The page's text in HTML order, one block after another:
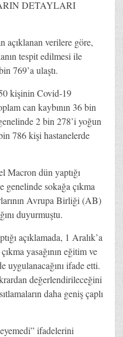
DETAYLARI
açıklanan verilere göre,
tespit edilmesi ile
769’a ulaştı.
kişinin Covid-19
can kaybının 36 bin
2 bin 278’i yoğun
786 kişi hastanelerde
Macron dün yaptığı
genelinde sokağa çıkma
Avrupa Birliği (AB)
duyurmuştu.
açıklamada, 1 Aralık’a
yasağının eğitim ve
uygulanacağını ifade etti.
değerlendirileceğini
daha geniş çaplı
ifadelerini